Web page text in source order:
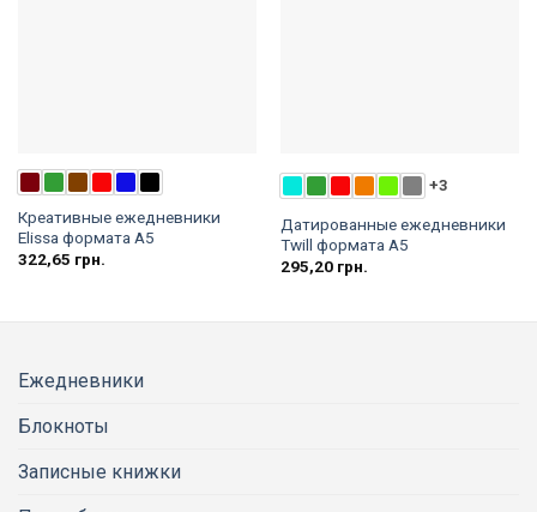
Креативные ежедневники
Elissa формата А5
322,65 грн.
+3
Датированные ежедневники
Twill формата А5
295,20 грн.
Ежедневники
Блокноты
Записные книжки